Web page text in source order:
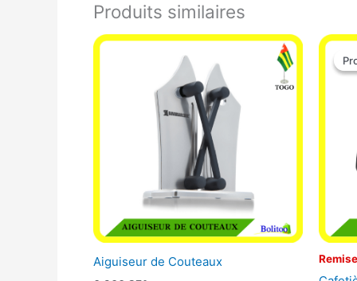
Produits similaires
Aiguiseur de Couteaux